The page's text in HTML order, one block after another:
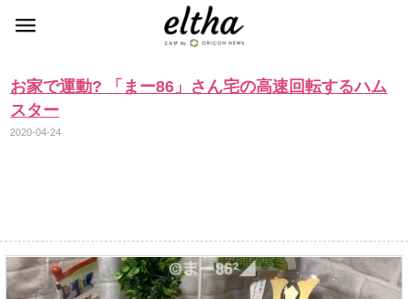
お家で運動? 「まー86」さん宅の高速回転するハム
スター
2020-04-24